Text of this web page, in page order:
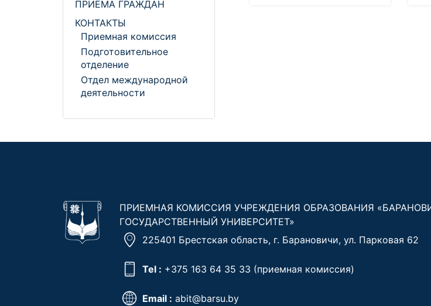
ПРИЕМА ГРАЖДАН
КОНТАКТЫ
Приемная комиссия
Подготовительное
отделение
Отдел международной
деятельности
ПРИЕМНАЯ КОМИССИЯ УЧРЕЖДЕНИЯ ОБРАЗОВАНИЯ
ГОСУДАРСТВЕННЫЙ УНИВЕРСИТЕТ»
225401 Брестская область, г. Барановичи, ул. Парковая 62
Tel : +375 163 64 35 33 (приемная комиссия)
Email : abit@barsu.by